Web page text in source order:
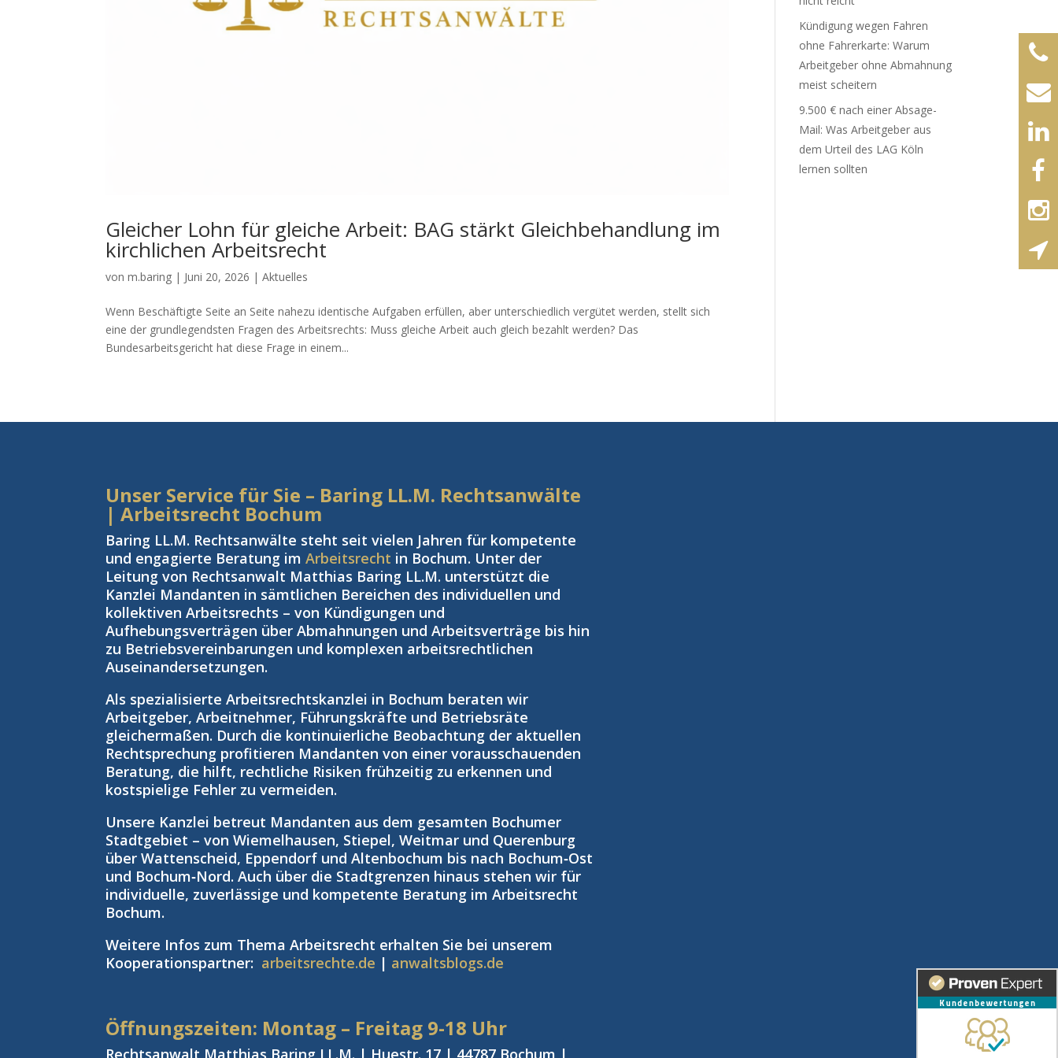
Gleicher Lohn für gleiche Arbeit: BAG stärkt Gleichbehandlung im
kirchlichen Arbeitsrecht
vonm.baring | Juni 20, 2026 |Aktuelles
Wenn Beschäftigte Seite an Seite nahezu identische Aufgaben erfüllen, aber unterschiedlich vergütet werden, stellt sich
eine der grundlegendsten Fragen des Arbeitsrechts: Muss gleiche Arbeit auch gleich bezahlt werden? Das
Bundesarbeitsgericht hat diese Frage in einem...
Kündigung wegen Fahren
ohne Fahrerkarte: Warum
Arbeitgeber ohne Abmahnung
meist scheitern
9.500 € nach einer Absage-
Mail: Was Arbeitgeber aus
dem Urteil des LAG Köln
lernen sollten
Unser Service für Sie – Baring LL.M. Rechtsanwälte
| Arbeitsrecht Bochum
Baring LL.M. Rechtsanwälte steht seit vielen Jahren für kompetente
und engagierte Beratung imArbeitsrecht in Bochum. Unter der
Leitung von Rechtsanwalt Matthias Baring LL.M. unterstützt die
Kanzlei Mandanten in sämtlichen Bereichen des individuellen und
kollektiven Arbeitsrechts – von Kündigungen und
Aufhebungsverträgen über Abmahnungen und Arbeitsverträge bis hin
zu Betriebsvereinbarungen und komplexen arbeitsrechtlichen
Auseinandersetzungen.
Als spezialisierte Arbeitsrechtskanzlei in Bochum beraten wir
Arbeitgeber, Arbeitnehmer, Führungskräfte und Betriebsräte
gleichermaßen. Durch die kontinuierliche Beobachtung der aktuellen
Rechtsprechung profitieren Mandanten von einer vorausschauenden
Beratung, die hilft, rechtliche Risiken frühzeitig zu erkennen und
kostspielige Fehler zu vermeiden.
Unsere Kanzlei betreut Mandanten aus dem gesamten Bochumer
Stadtgebiet – von Wiemelhausen, Stiepel, Weitmar und Querenburg
über Wattenscheid, Eppendorf und Altenbochum bis nach Bochum‑Ost
und Bochum‑Nord. Auch über die Stadtgrenzen hinaus stehen wir für
individuelle, zuverlässige und kompetente Beratung im Arbeitsrecht
Bochum.
Weitere Infos zum Thema Arbeitsrecht erhalten Sie bei unserem
Kooperationspartner: arbeitsrechte.de | anwaltsblogs.de
Öffnungszeiten: Montag – Freitag 9-18 Uhr
Rechtsanwalt Matthias Baring LL.M. | Huestr. 17 | 44787 Bochum |